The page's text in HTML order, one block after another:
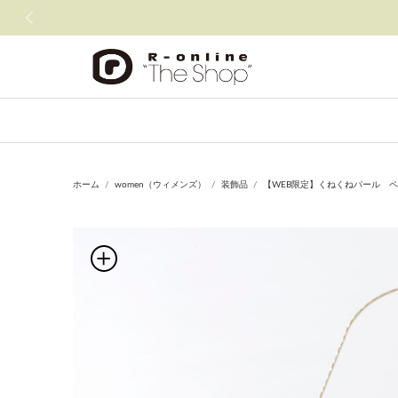
ホーム women（ウィメンズ） 装飾品 【WEB限定】くねくねパール